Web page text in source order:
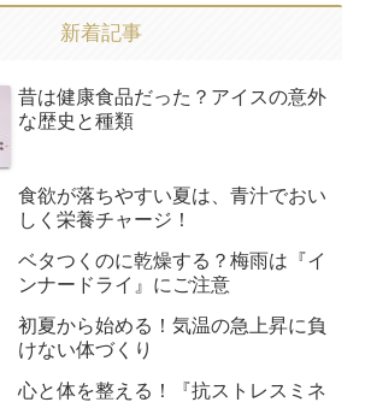
新着記事
昔は健康食品だった？アイスの意外
な歴史と種類
食欲が落ちやすい夏は、青汁でおい
しく栄養チャージ！
ベタつくのに乾燥する？梅雨は『イ
ンナードライ』にご注意
初夏から始める！気温の急上昇に負
けない体づくり
心と体を整える！『抗ストレスミネ